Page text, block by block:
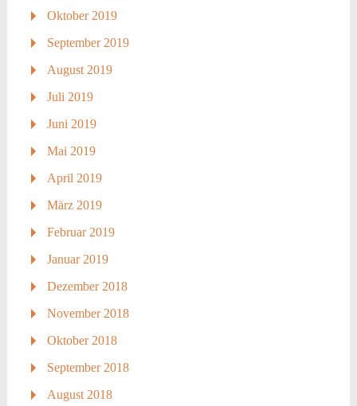
Oktober 2019
September 2019
August 2019
Juli 2019
Juni 2019
Mai 2019
April 2019
März 2019
Februar 2019
Januar 2019
Dezember 2018
November 2018
Oktober 2018
September 2018
August 2018